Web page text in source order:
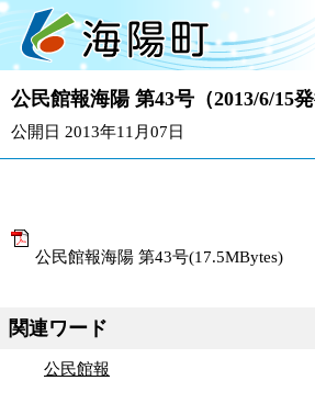
公民館報海陽 第43号（2013/6/15発
公開日 2013年11月07日
公民館報海陽 第43号(17.5MBytes)
関連ワード
公民館報